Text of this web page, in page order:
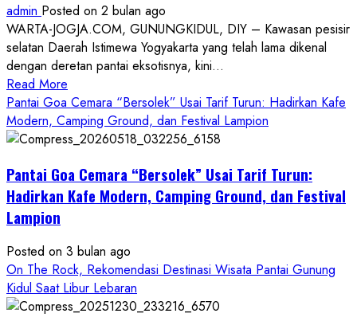
admin Posted on 2 bulan ago
WARTA-JOGJA.COM, GUNUNGKIDUL, DIY – Kawasan pesisir
selatan Daerah Istimewa Yogyakarta yang telah lama dikenal
dengan deretan pantai eksotisnya, kini...
Read More
more
about
ON
ROCK
Gunungkidul
Baru,
Padukan
Keindahan
Alam
Pantai Goa Cemara “Bersolek” Usai Tarif Turun: Hadirkan Kafe
Modern, Camping Ground, dan Festival Lampion
Pantai Goa Cemara “Bersolek” Usai Tarif Turun:
Hadirkan Kafe Modern, Camping Ground, dan Festival
Lampion
Posted on 3 bulan ago
On The Rock, Rekomendasi Destinasi Wisata Pantai Gunung
Kidul Saat Libur Lebaran